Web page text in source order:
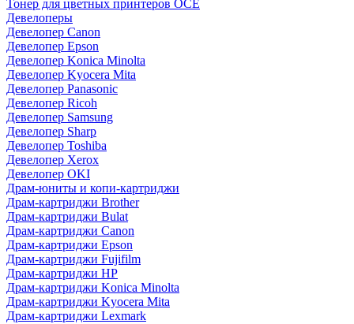
Тонер для цветных принтеров OCE
Девелоперы
Девелопер Canon
Девелопер Epson
Девелопер Konica Minolta
Девелопер Kyocera Mita
Девелопер Panasonic
Девелопер Ricoh
Девелопер Samsung
Девелопер Sharp
Девелопер Toshiba
Девелопер Xerox
Девелопер OKI
Драм-юниты и копи-картриджи
Драм-картриджи Brother
Драм-картриджи Bulat
Драм-картриджи Canon
Драм-картриджи Epson
Драм-картриджи Fujifilm
Драм-картриджи HP
Драм-картриджи Konica Minolta
Драм-картриджи Kyocera Mita
Драм-картриджи Lexmark